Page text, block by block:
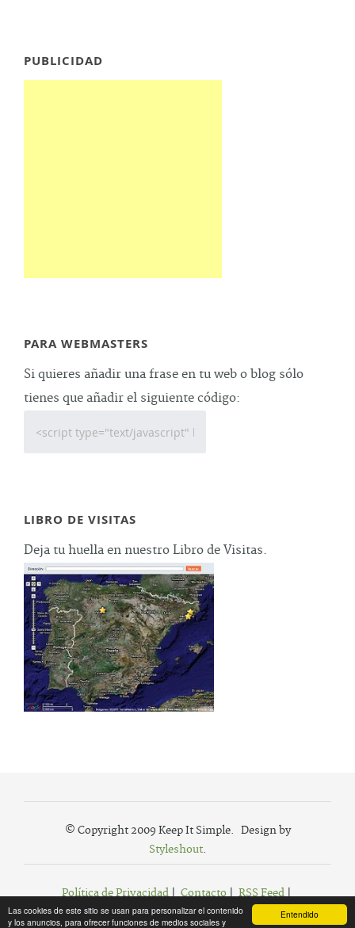
Entendido
Las cookies de este sitio se usan para personalizar el contenido
y los anuncios, para ofrecer funciones de medios sociales y
PUBLICIDAD
PARA WEBMASTERS
Si quieres añadir una frase en tu web o blog sólo
tienes que añadir el siguiente código:
LIBRO DE VISITAS
Deja tu huella en nuestro Libro de Visitas.
© Copyright 2009 Keep It Simple. Design by
Styleshout.
Política de Privacidad| Contacto| RSS Feed|
Agregar a Favoritos